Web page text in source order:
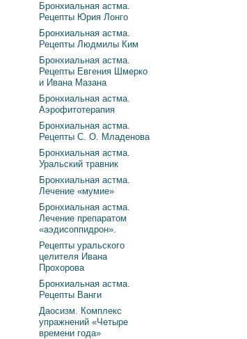
Бронхиальная астма.
Рецепты Юрия Лонго
Бронхиальная астма.
Рецепты Людмилы Ким
Бронхиальная астма.
Рецепты Евгения Шмерко
и Ивана Мазана
Бронхиальная астма.
Аэрофитотерапия
Бронхиальная астма.
Рецепты С. О. Младенова
Бронхиальная астма.
Уральский травник
Бронхиальная астма.
Лечение «мумие»
Бронхиальная астма.
Лечение препаратом
«аэдисоппидрон».
Рецепты уральского
целителя Ивана
Прохорова
Бронхиальная астма.
Рецепты Ванги
Даосизм. Комплекс
упражнений «Четыре
времени года»